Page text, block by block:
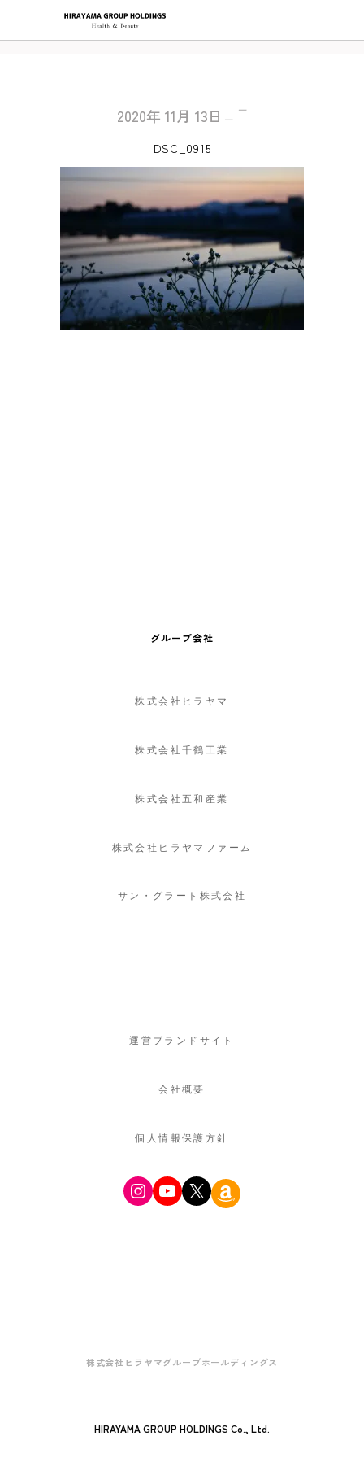
2020年 11月 13日
DSC_0915
グループ会社
株式会社ヒラヤマ
株式会社千鶴工業
株式会社五和産業
株式会社ヒラヤマファーム
サン・グラート株式会社
運営ブランドサイト
会社概要
個人情報保護方針
Instagram
YouTube
X Amazon
株式会社ヒラヤマグループホールディングス
HIRAYAMA GROUP HOLDINGS Co., Ltd.